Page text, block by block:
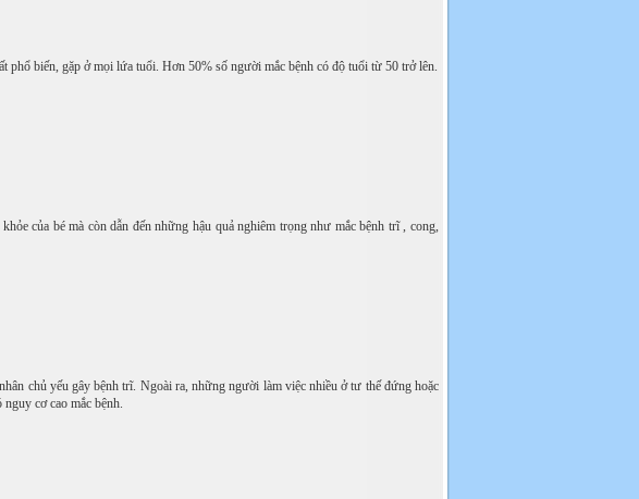
phổ biến, gặp ở mọi lứa tuổi. Hơn 50% số người mắc bệnh có độ tuổi từ 50 trở lên.
của bé mà còn dẫn đến những hậu quả nghiêm trọng như mắc bệnh trĩ , cong,
chủ yếu gây bệnh trĩ. Ngoài ra, những người làm việc nhiều ở tư thế đứng hoặc
cơ cao mắc bệnh.